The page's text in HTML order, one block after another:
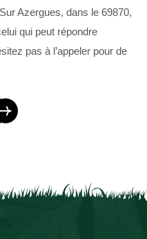
Azergues, dans le 69870,
qui peut répondre
pas à l’appeler pour de